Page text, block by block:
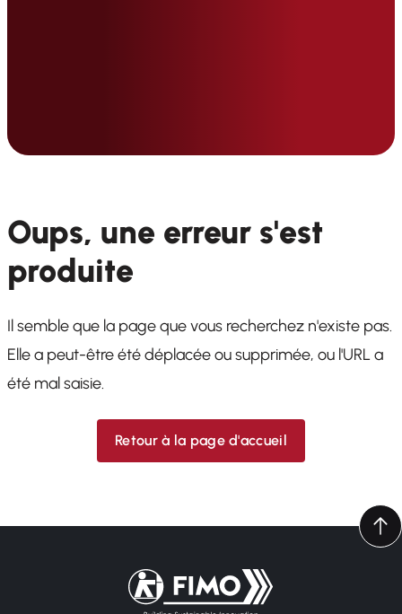
Oups, une erreur s'est
produite
Il semble que la page que vous recherchez n'existe pas.
Elle a peut-être été déplacée ou supprimée, ou l'URL a
été mal saisie.
Retour à la page d'accueil
Retour à l'accueil